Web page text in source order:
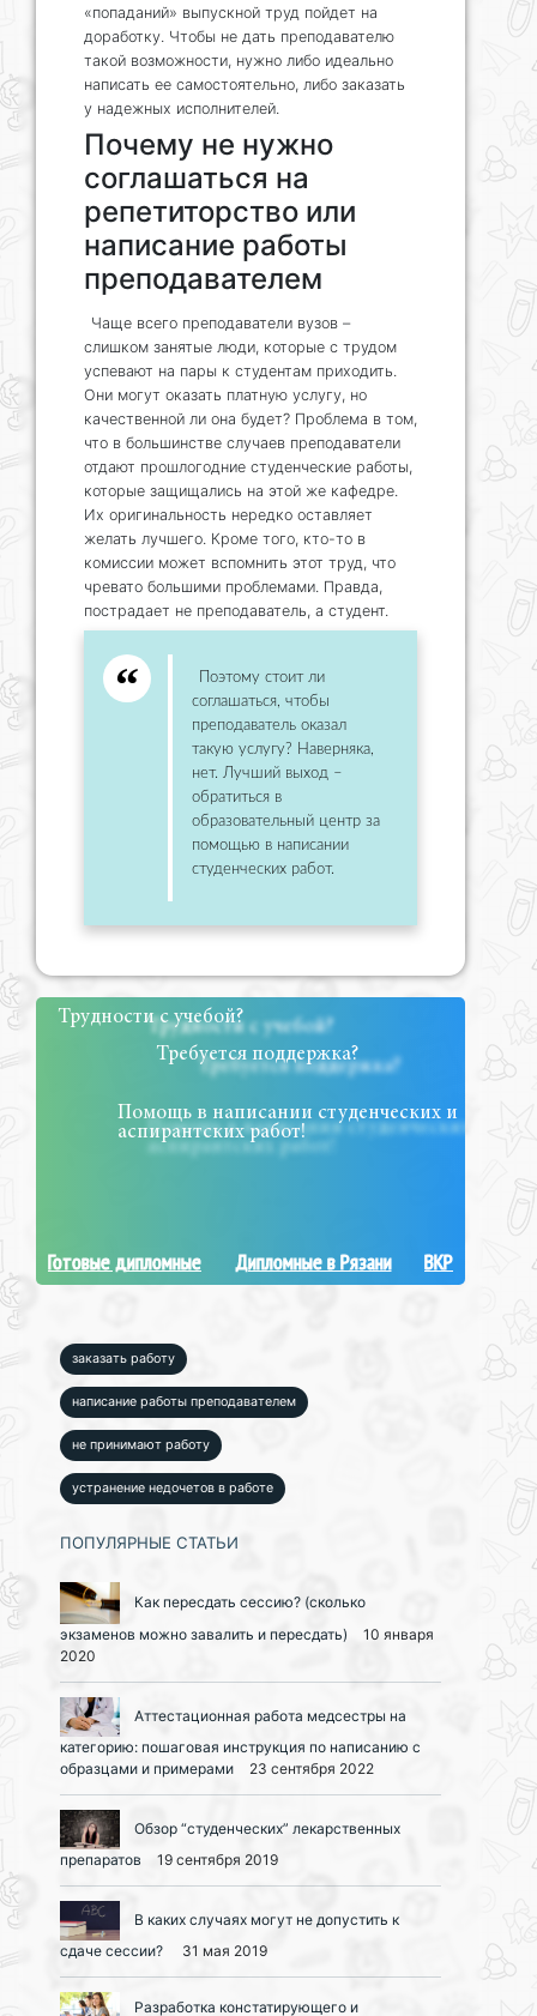
«попаданий» выпускной труд пойдет на
доработку. Чтобы не дать преподавателю
такой возможности, нужно либо идеально
написать ее самостоятельно, либо заказать
у надежных исполнителей.
Почему не нужно
соглашаться на
репетиторство или
написание работы
преподавателем
Чаще всего преподаватели вузов –
слишком занятые люди, которые с трудом
успевают на пары к студентам приходить.
Они могут оказать платную услугу, но
качественной ли она будет? Проблема в том,
что в большинстве случаев преподаватели
отдают прошлогодние студенческие работы,
которые защищались на этой же кафедре.
Их оригинальность нередко оставляет
желать лучшего. Кроме того, кто-то в
комиссии может вспомнить этот труд, что
чревато большими проблемами. Правда,
пострадает не преподаватель, а студент.
Поэтому стоит ли
соглашаться, чтобы
преподаватель оказал
такую услугу? Наверняка,
нет. Лучший выход –
обратиться в
образовательный центр за
помощью в написании
студенческих работ.
Трудности с учебой?
Требуется поддержка?
Помощь в написании студенческих и
аспирантских работ!
Готовые дипломные Дипломные в Рязани ВКР
заказать работу
написание работы преподавателем
не принимают работу
устранение недочетов в работе
ПОПУЛЯРНЫЕ СТАТЬИ
Как пересдать сессию? (сколько
экзаменов можно завалить и пересдать)
10 января
2020
Аттестационная работа медсестры на
категорию: пошаговая инструкция по написанию с
образцами и примерами
23 сентября 2022
Обзор “студенческих” лекарственных
препаратов
19 сентября 2019
В каких случаях могут не допустить к
сдаче сессии?
31 мая 2019
Разработка констатирующего и